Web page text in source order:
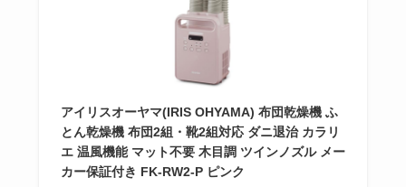
アイリスオーヤマ(IRIS OHYAMA) 布団乾燥機 ふ
とん乾燥機 布団2組・靴2組対応 ダニ退治 カラリ
エ 温風機能 マット不要 木目調 ツインノズル メー
カー保証付き FK-RW2-P ピンク